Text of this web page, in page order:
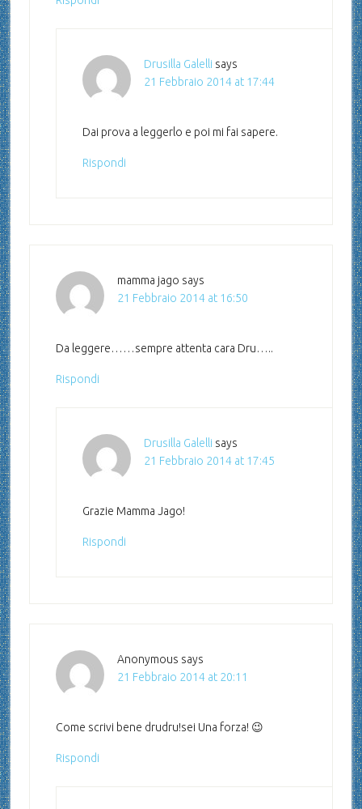
Drusilla Galelli says
21 Febbraio 2014 at 17:44
Dai prova a leggerlo e poi mi fai sapere.
Rispondi
mamma jago says
21 Febbraio 2014 at 16:50
Da leggere……sempre attenta cara Dru…..
Rispondi
Drusilla Galelli says
21 Febbraio 2014 at 17:45
Grazie Mamma Jago!
Rispondi
Anonymous says
21 Febbraio 2014 at 20:11
Come scrivi bene drudru!sei Una forza! 😉
Rispondi